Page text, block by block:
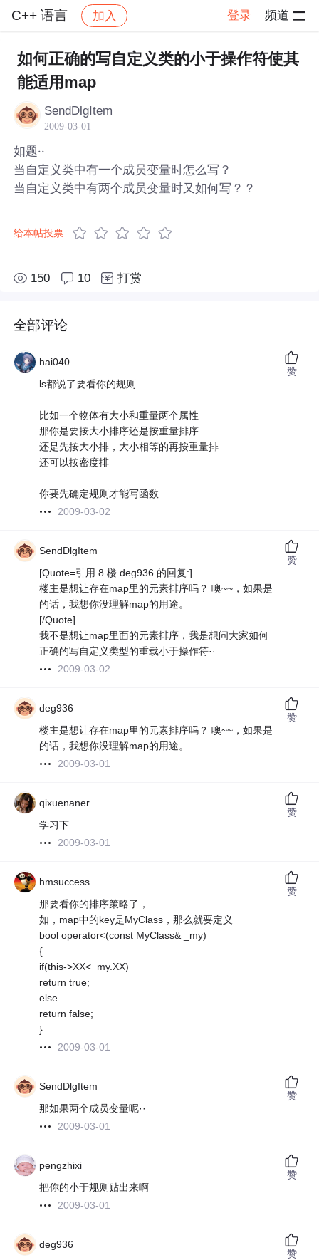
C++ 语言 加入 登录 频道
社区 C++ 语言 帖子详情
如何正确的写自定义类的小于操作符使其
能适用map
SendDlgItem
2009-03-01
如题··
当自定义类中有一个成员变量时怎么写？
当自定义类中有两个成员变量时又如何写？？
给本帖投票
150 10 打赏
全部评论
hai040
ls都说了要看你的规则
比如一个物体有大小和重量两个属性
那你是要按大小排序还是按重量排序
还是先按大小排，大小相等的再按重量排
还可以按密度排
你要先确定规则才能写函数
2009-03-02
赞
SendDlgItem
[Quote=引用 8 楼 deg936 的回复:]
楼主是想让存在map里的元素排序吗？ 噢~~，如果是
的话，我想你没理解map的用途。
[/Quote]
我不是想让map里面的元素排序，我是想问大家如何
正确的写自定义类型的重载小于操作符··
2009-03-02
赞
deg936
楼主是想让存在map里的元素排序吗？ 噢~~，如果是
的话，我想你没理解map的用途。
2009-03-01
赞
qixuenaner
学习下
2009-03-01
赞
hmsuccess
那要看你的排序策略了，
如，map中的key是MyClass，那么就要定义
bool operator<(const MyClass& _my)
{
if(this->XX<_my.XX)
return true;
else
return false;
}
2009-03-01
赞
SendDlgItem
那如果两个成员变量呢··
2009-03-01
赞
pengzhixi
把你的小于规则贴出来啊
2009-03-01
赞
deg936
赞